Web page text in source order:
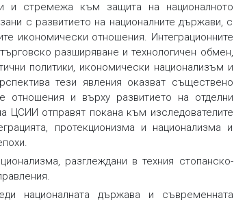
и стремежа към защита на националното
с развитието на националните държави, с
икономически отношения. Интеграционните
разширяване и технологичен обмен,
политики, икономически национализъм и
тези явления оказват съществено
отношения и върху развитието на отделни
ЦСИИ отправят покана към изследователите
протекционизма и национализма и
разглеждани в техния стопанско-
националната държава и съвременната